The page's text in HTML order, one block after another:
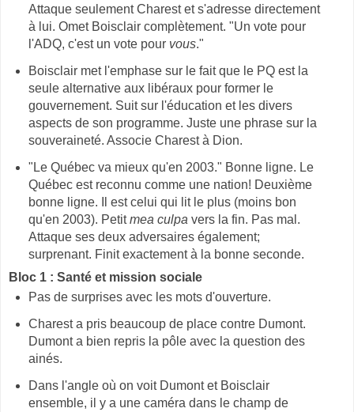
Attaque seulement Charest et s'adresse directement
à lui. Omet Boisclair complètement. "Un vote pour
l'ADQ, c'est un vote pour vous."
Boisclair met l'emphase sur le fait que le PQ est la
seule alternative aux libéraux pour former le
gouvernement. Suit sur l'éducation et les divers
aspects de son programme. Juste une phrase sur la
souveraineté. Associe Charest à Dion.
"Le Québec va mieux qu'en 2003." Bonne ligne. Le
Québec est reconnu comme une nation! Deuxième
bonne ligne. Il est celui qui lit le plus (moins bon
qu'en 2003). Petitmea culpa vers la fin. Pas mal.
Attaque ses deux adversaires également;
surprenant. Finit exactement à la bonne seconde.
Bloc 1 : Santé et mission sociale
Pas de surprises avec les mots d'ouverture.
Charest a pris beaucoup de place contre Dumont.
Dumont a bien repris la pôle avec la question des
ainés.
Dans l'angle où on voit Dumont et Boisclair
ensemble, il y a une caméra dans le champ de